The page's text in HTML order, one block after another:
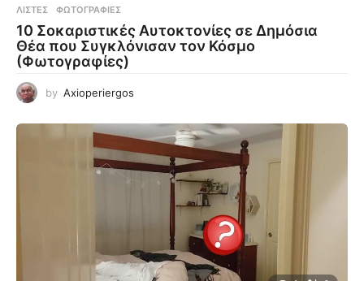
ΛΊΣΤΕΣ ,ΦΩΤΟΓΡΑΦΊΕΣ
10 Σοκαριστικές Αυτοκτονίες σε Δημόσια
Θέα που Συγκλόνισαν τον Κόσμο
(Φωτογραφίες)
by Axioperiergos